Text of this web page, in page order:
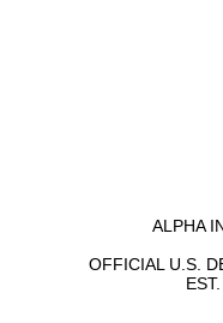
ALPHA
OFFICIAL U.S.